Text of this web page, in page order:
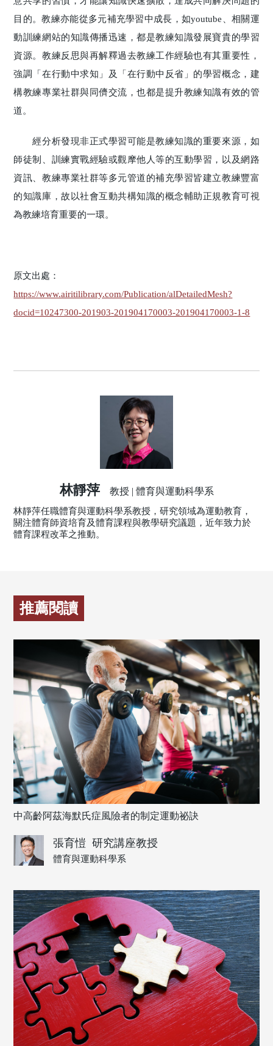
目的。教練亦能從多元補充學習中成長，如youtube、相關運
動訓練網站的知識傳播迅速，都是教練知識發展寶貴的學習
資源。教練反思與再解釋過去教練工作經驗也有其重要性，
強調「在行動中求知」及「在行動中反省」的學習概念，建
構教練專業社群與同儕交流，也都是提升教練知識有效的管
道。
經分析發現非正式學習可能是教練知識的重要來源，如
師徒制、訓練實戰經驗或觀摩他人等的互動學習，以及網路
資訊、教練專業社群等多元管道的補充學習皆建立教練豐富
的知識庫，故以社會互動共構知識的概念輔助正規教育可視
為教練培育重要的一環。
原文出處：
https://www.airitilibrary.com/Publication/alDetailedMesh?
docid=10247300-201903-201904170003-201904170003-1-8
林靜萍 教授 | 體育與運動科學系
林靜萍任職體育與運動科學系教授，研究領域為運動教育，
關注體育師資培育及體育課程與教學研究議題，近年致力於
體育課程改革之推動。
推薦閱讀
中高齡阿茲海默氏症風險者的制定運動祕訣
張育愷 研究講座教授
體育與運動科學系